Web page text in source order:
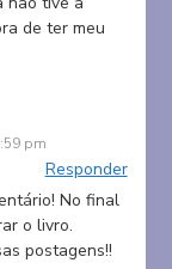
de ter meu
pm
Responder
No final
o livro.
postagens!!